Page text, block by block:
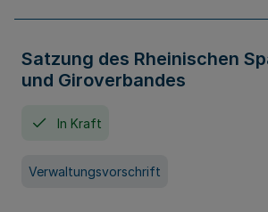
Satzung des Rheinischen
und Giroverbandes
In Kraft
Verwaltungsvorschrift